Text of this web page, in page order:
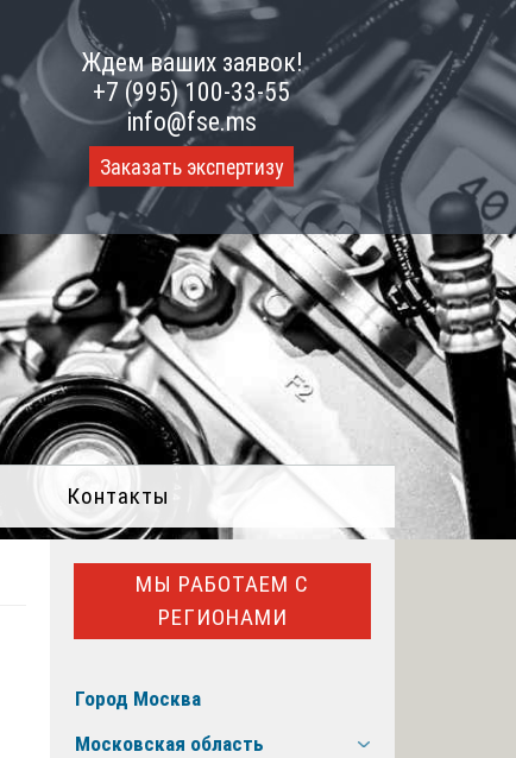
Ждем ваших заявок!
+7 (995) 100-33-55
info@fse.ms
Заказать экспертизу
Контакты
МЫ РАБОТАЕМ С
РЕГИОНАМИ
Город Москва
Московская область